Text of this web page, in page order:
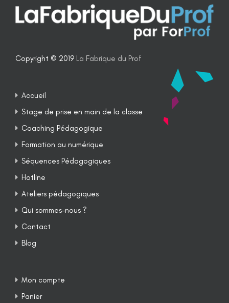
Copyright © 2019 La Fabrique du Prof
Accueil
Stage de prise en main de la classe
Coaching Pédagogique
Formation au numérique
Séquences Pédagogiques
Hotline
Ateliers pédagogiques
Qui sommes-nous ?
Contact
Blog
Mon compte
Panier